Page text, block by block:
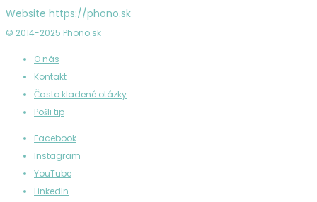
Website https://phono.sk
© 2014-2025 Phono.sk
O nás
Kontakt
Často kladené otázky
Pošli tip
Facebook
Instagram
YouTube
LinkedIn